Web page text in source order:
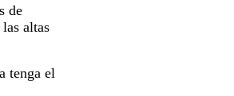
de
altas
tenga el